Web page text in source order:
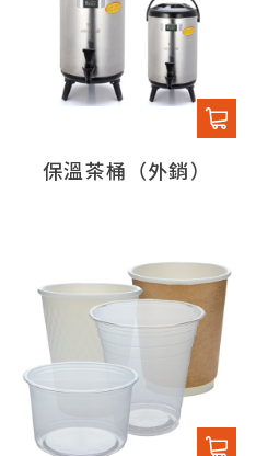
保溫茶桶（外銷）